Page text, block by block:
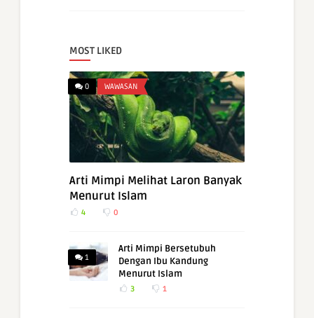
MOST LIKED
0 WAWASAN
Arti Mimpi Melihat Laron Banyak
Menurut Islam
4 0
1
Arti Mimpi Bersetubuh
Dengan Ibu Kandung
Menurut Islam
3 1